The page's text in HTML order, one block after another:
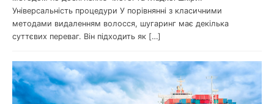
Універсальність процедури У порівнянні з класичними
методами видаленням волосся, шугаринг має декілька
суттєвих переваг. Він підходить як […]